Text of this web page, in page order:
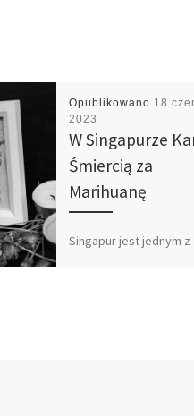
Opublikowano 18
2023
W Singapurze
Śmiercią za
Marihuanę
Singapur jest jednym z